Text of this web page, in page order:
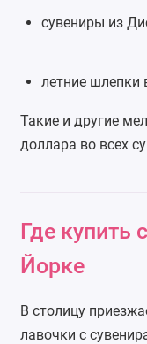
сувениры из
летние шлепки
Такие и другие
доллара во всех
Где купить
Йорке
В столицу
лавочки с